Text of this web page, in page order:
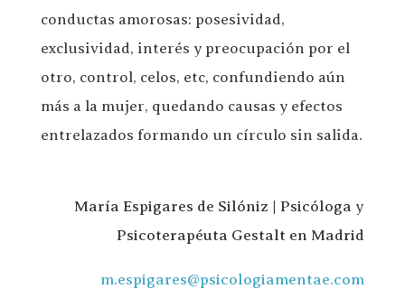
conductas amorosas: posesividad,
exclusividad, interés y preocupación por el
otro, control, celos, etc, confundiendo aún
más a la mujer, quedando causas y efectos
entrelazados formando un círculo sin salida.
María Espigares de Silóniz | Psicóloga y
Psicoterapéuta Gestalt en Madrid
m.espigares@psicologiamentae.com